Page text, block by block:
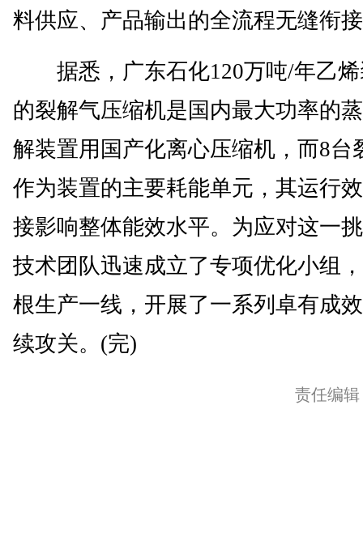
料供应、产品输出的全流程无缝衔
据悉，广东石化120万吨/年乙烯
的裂解气压缩机是国内最大功率的
解装置用国产化离心压缩机，而8台
作为装置的主要耗能单元，其运行
接影响整体能效水平。为应对这一
技术团队迅速成立了专项优化小组
根生产一线，开展了一系列卓有成
续攻关。(完)
责任编